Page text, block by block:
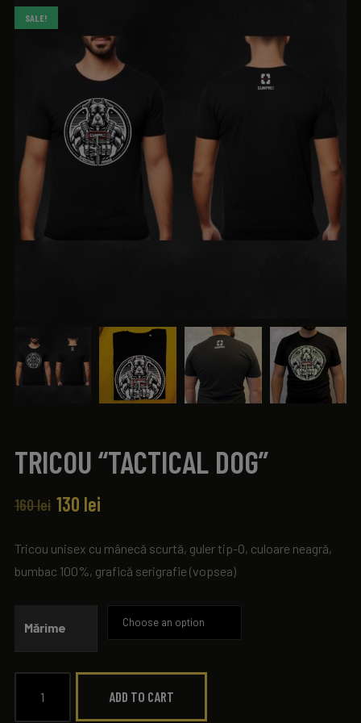
SALE!
TRICOU “TACTICAL DOG”
160lei 130 lei
Tricou unisex cu mânecă scurtă, guler tip-O, culoare neagră,
bumbac 100%, grafică serigrafie (vopsea)
Mărime
ADD TO CART